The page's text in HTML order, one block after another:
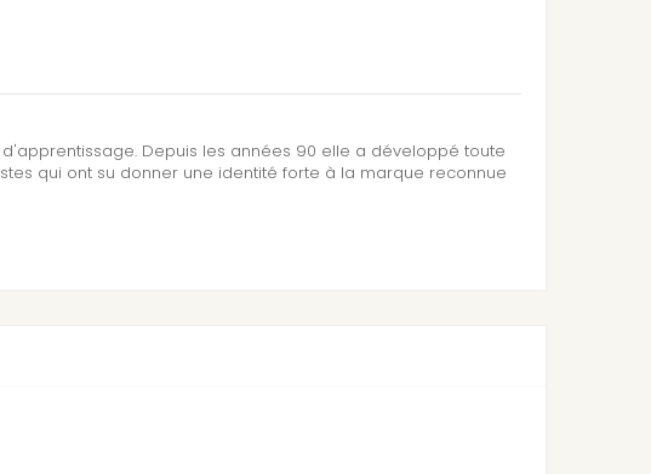
8,16€
Depuis les années 90 elle a développé toute
qui ont su donner une identité forte à la marque reconnue